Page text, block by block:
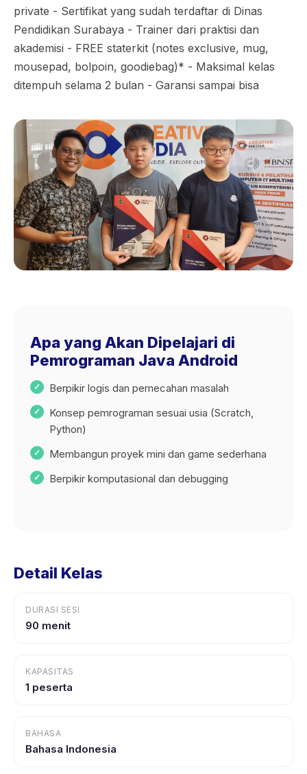
private - Sertifikat yang sudah terdaftar di Dinas
Pendidikan Surabaya - Trainer dari praktisi dan
akademisi - FREE staterkit (notes exclusive, mug,
mousepad, bolpoin, goodiebag)* - Maksimal kelas
ditempuh selama 2 bulan - Garansi sampai bisa
Apa yang Akan Dipelajari di
Pemrograman Java Android
Berpikir logis dan pemecahan masalah
Konsep pemrograman sesuai usia (Scratch,
Python)
Membangun proyek mini dan game sederhana
Berpikir komputasional dan debugging
Detail Kelas
DURASI SESI
90 menit
KAPASITAS
1 peserta
BAHASA
Bahasa Indonesia